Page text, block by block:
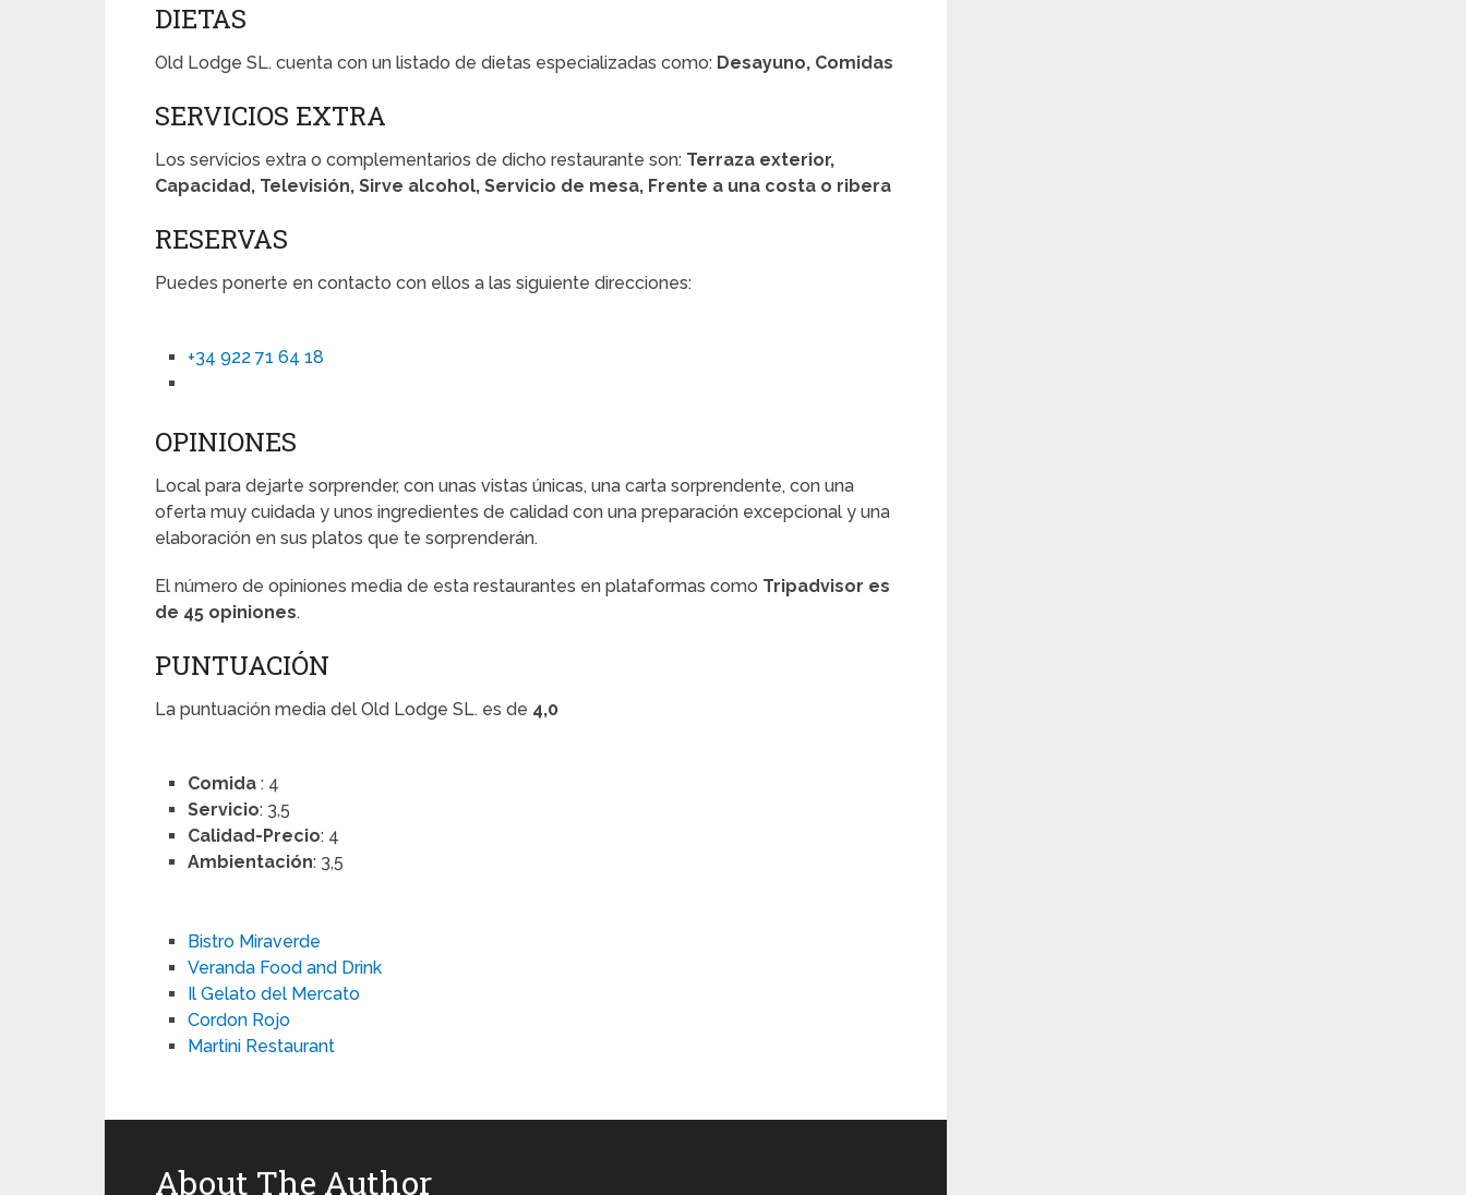
DIETAS
Old Lodge SL. cuenta con un listado de dietas especializadas como: Desayuno, Comidas
SERVICIOS EXTRA
Los servicios extra o complementarios de dicho restaurante son: Terraza exterior,
Capacidad, Televisión, Sirve alcohol, Servicio de mesa, Frente a una costa o ribera
RESERVAS
Puedes ponerte en contacto con ellos a las siguiente direcciones:
+34 922 71 64 18
OPINIONES
Local para dejarte sorprender, con unas vistas únicas, una carta sorprendente, con una
oferta muy cuidada y unos ingredientes de calidad con una preparación excepcional y una
elaboración en sus platos que te sorprenderán.
El número de opiniones media de esta restaurantes en plataformas como Tripadvisor es
de 45 opiniones.
PUNTUACIÓN
La puntuación media del Old Lodge SL. es de 4,0
Comida : 4
Servicio: 3,5
Calidad-Precio: 4
Ambientación: 3,5
Bistro Miraverde
Veranda Food and Drink
Il Gelato del Mercato
Cordon Rojo
Martini Restaurant
About The Author